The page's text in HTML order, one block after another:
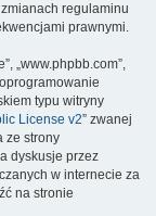
regulaminu
prawnymi.
„www.phpbb.com”,
typu witryny
License v2” zwanej
ze strony
dyskusje przez
w internecie za
na stronie